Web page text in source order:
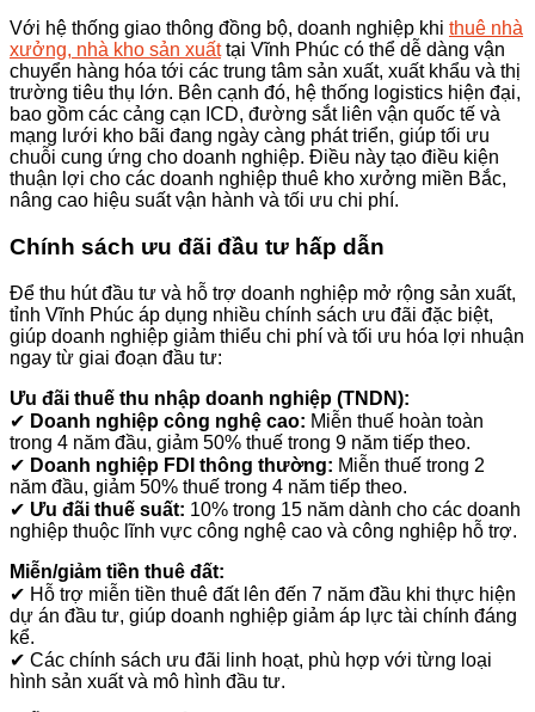
Với hệ thống giao thông đồng bộ, doanh nghiệp khi thuê nhà
xưởng, nhà kho sản xuấttại Vĩnh Phúc có thể dễ dàng vận
chuyển hàng hóa tới các trung tâm sản xuất, xuất khẩu và thị
trường tiêu thụ lớn. Bên cạnh đó, hệ thống logistics hiện đại,
bao gồm các cảng cạn ICD, đường sắt liên vận quốc tế và
mạng lưới kho bãi đang ngày càng phát triển, giúp tối ưu
chuỗi cung ứng cho doanh nghiệp. Điều này tạo điều kiện
thuận lợi cho các doanh nghiệp thuê kho xưởng miền Bắc,
nâng cao hiệu suất vận hành và tối ưu chi phí.
Chính sách ưu đãi đầu tư hấp dẫn
Để thu hút đầu tư và hỗ trợ doanh nghiệp mở rộng sản xuất,
tỉnh Vĩnh Phúc áp dụng nhiều chính sách ưu đãi đặc biệt,
giúp doanh nghiệp giảm thiểu chi phí và tối ưu hóa lợi nhuận
ngay từ giai đoạn đầu tư:
Ưu đãi thuế thu nhập doanh nghiệp (TNDN):
✔ Doanh nghiệp công nghệ cao: Miễn thuế hoàn toàn
trong 4 năm đầu, giảm 50% thuế trong 9 năm tiếp theo.
✔ Doanh nghiệp FDI thông thường: Miễn thuế trong 2
năm đầu, giảm 50% thuế trong 4 năm tiếp theo.
✔ Ưu đãi thuế suất: 10% trong 15 năm dành cho các doanh
nghiệp thuộc lĩnh vực công nghệ cao và công nghiệp hỗ trợ.
Miễn/giảm tiền thuê đất:
✔ Hỗ trợ miễn tiền thuê đất lên đến 7 năm đầu khi thực hiện
dự án đầu tư, giúp doanh nghiệp giảm áp lực tài chính đáng
kể.
✔ Các chính sách ưu đãi linh hoạt, phù hợp với từng loại
hình sản xuất và mô hình đầu tư.